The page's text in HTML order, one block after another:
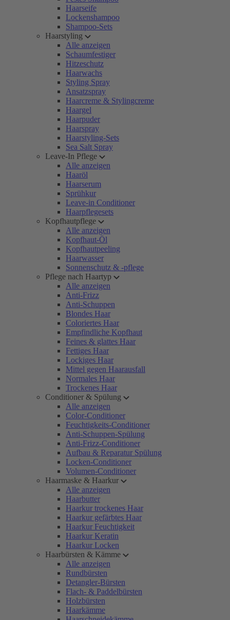
Haarseife
Lockenshampoo
Shampoo-Sets
Haarstyling
Alle anzeigen
Schaumfestiger
Hitzeschutz
Haarwachs
Styling Spray
Ansatzspray
Haarcreme & Stylingcreme
Haargel
Haarpuder
Haarspray
Haarstyling-Sets
Sea Salt Spray
Leave-In Pflege
Alle anzeigen
Haaröl
Haarserum
Sprühkur
Leave-in Conditioner
Haarpflegesets
Kopfhautpflege
Alle anzeigen
Kopfhaut-Öl
Kopfhautpeeling
Haarwasser
Sonnenschutz & -pflege
Pflege nach Haartyp
Alle anzeigen
Anti-Frizz
Anti-Schuppen
Blondes Haar
Coloriertes Haar
Empfindliche Kopfhaut
Feines & glattes Haar
Fettiges Haar
Lockiges Haar
Mittel gegen Haarausfall
Normales Haar
Trockenes Haar
Conditioner & Spülung
Alle anzeigen
Color-Conditioner
Feuchtigkeits-Conditioner
Anti-Schuppen-Spülung
Anti-Frizz-Conditioner
Aufbau & Reparatur Spülung
Locken-Conditioner
Volumen-Conditioner
Haarmaske & Haarkur
Alle anzeigen
Haarbutter
Haarkur trockenes Haar
Haarkur gefärbtes Haar
Haarkur Feuchtigkeit
Haarkur Keratin
Haarkur Locken
Haarbürsten & Kämme
Alle anzeigen
Rundbürsten
Detangler-Bürsten
Flach- & Paddelbürsten
Holzbürsten
Haarkämme